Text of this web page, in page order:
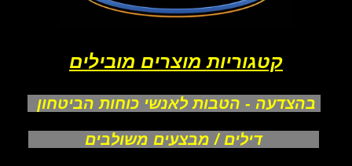
קטגוריות מוצרים מובילים
בהצדעה - הטבות לאנשי כוחות הביטחון
דילים / מבצעים משולבים